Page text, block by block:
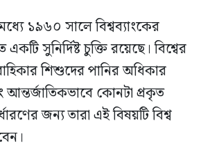
১৯৬০ সালে বিশ্বব্যাংকের
একটি সুনির্দিষ্ট চুক্তি রয়েছে। বিশ্বের
শিশুদের পানির অধিকার
আন্তর্জাতিকভাবে কোনটা প্রকৃত
জন্য তারা এই বিষয়টি বিশ্ব